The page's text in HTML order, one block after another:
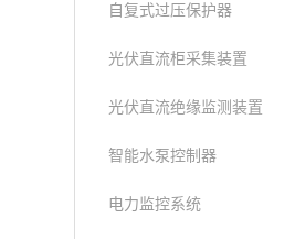
自复式过压保护器
光伏直流柜采集装置
光伏直流绝缘监测装置
智能水泵控制器
电力监控系统